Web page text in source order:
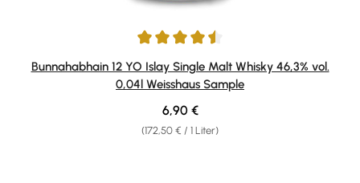
Durchschnittliche Bewertung von 4.5 von 5 Sternen
Bunnahabhain 12 YO Islay Single Malt Whisky 46,3% vol.
0,04l Weisshaus Sample
(172,50 € / 1 Liter)
Regulärer Preis:
6,90 €